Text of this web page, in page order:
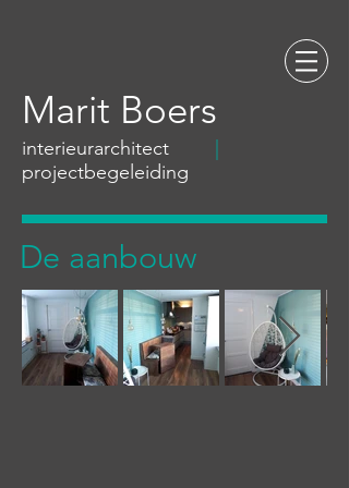
Marit Boers
interieurarchitect
projectbegeleiding
De aanbouw